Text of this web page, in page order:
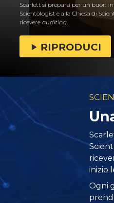
Scarlett si prepara per un buon
Scientologist è alla Chiesa di
ricevere auditing
RIPRODUCI
inizio
Ogni